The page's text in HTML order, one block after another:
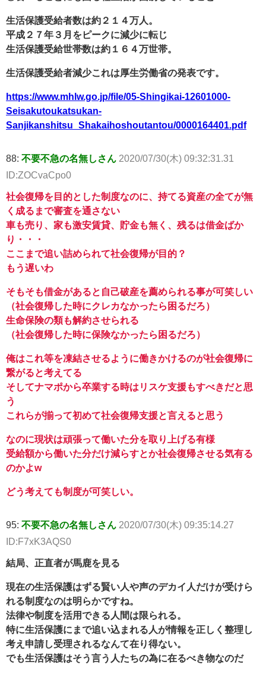
生活保護受給者数は約２１４万人。
平成２７年３月をピークに減少に転じ
生活保護受給世帯数は約１６４万世帯。
生活保護受給者減少これは厚生労働省の発表です。
https://www.mhlw.go.jp/file/05-Shingikai-12601000-
Seisakutoukatsukan-
Sanjikanshitsu_Shakaihoshoutantou/0000164401.pdf
88: 不要不急の名無しさん 2020/07/30(木) 09:32:31.31
ID:ZOCvaCpo0
社会復帰を目的とした制度なのに、持てる資産の全てが無
く成るまで審査を通さない
車も売り、家も激安賃貸、貯金も無く、残るは借金ばか
り・・・
ここまで追い詰められて社会復帰が目的？
もう遅いわ
そもそも借金があると自己破産を薦められる事が可笑しい
（社会復帰した時にクレカなかったら困るだろ）
生命保険の類も解約させられる
（社会復帰した時に保険なかったら困るだろ）
俺はこれ等を凍結させるように働きかけるのが社会復帰に
繋がると考えてる
そしてナマポから卒業する時はリスケ支援もすべきだと思
う
これらが揃って初めて社会復帰支援と言えると思う
なのに現状は頑張って働いた分を取り上げる有様
受給額から働いた分だけ減らすとか社会復帰させる気有る
のかよw
どう考えても制度が可笑しい。
95: 不要不急の名無しさん 2020/07/30(木) 09:35:14.27
ID:F7xK3AQS0
結局、正直者が馬鹿を見る
現在の生活保護はずる賢い人や声のデカイ人だけが受けら
れる制度なのは明らかですね。
法律や制度を活用できる人間は限られる。
特に生活保護にまで追い込まれる人が情報を正しく整理し
考え申請し受理されるなんて在り得ない。
でも生活保護はそう言う人たちの為に在るべき物なのだ